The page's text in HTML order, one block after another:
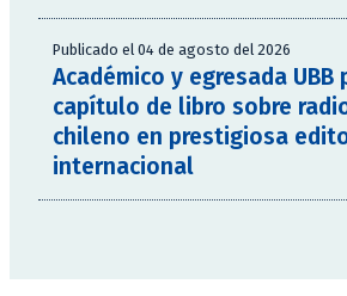
Publicado el 04 de agosto del 2026
Académico y egresada UBB
capítulo de libro sobre
chileno en prestigiosa
internacional